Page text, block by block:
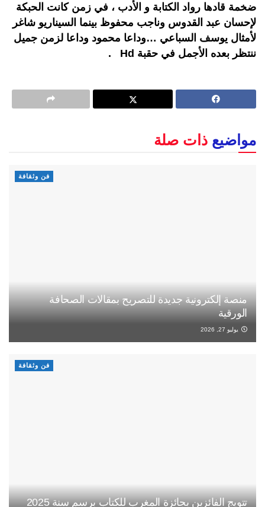
ضخمة قادها رواد الكتابة و الأدب ، في زمن كانت الحبكة
لإحسان عبد القدوس وناجب محفوظ بينما السيناريو شاغر
لأمثال يوسف السباعي …وداعا محمود وداعا لزمن جميل
ننتظر بعده الأجمل في حقبة Hd .
مواضيع ذات صلة
فن وثقافة
منصة إلكترونية جديدة للتصريح بمقالات الصحافة
الورقية
يوليو 27, 2026
فن وثقافة
تتويج الفائزين بجائزة المغرب للكتاب برسم سنة 2025